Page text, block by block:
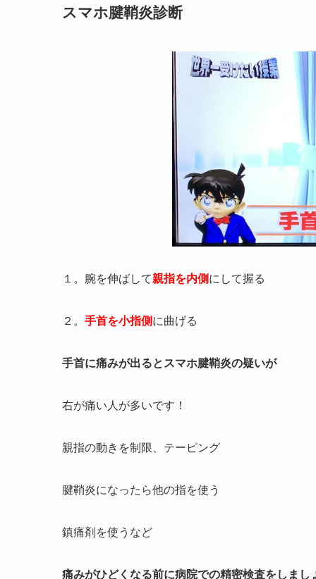
スマホ腱鞘炎診断
１。腕を伸ばして親指を内側 にして握る
２。 手首を小指側 に曲げる
手首に痛みが出るとスマホ腱鞘炎の疑いが
右が痛い人が多いです！
親指の動きを制限、テーピング
腱鞘炎になったら他の指を使う
鎮痛剤を使うなど
痛みがひどくなる前に病院での精密検査をしまし